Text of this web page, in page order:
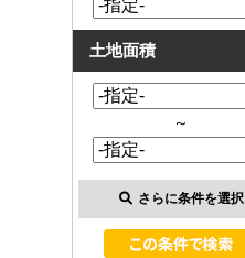
土地面積
～
さらに条件を選択